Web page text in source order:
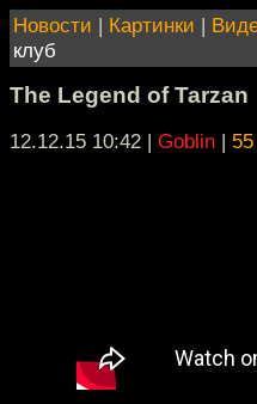
Новости | Картинки |
клуб
The Legend of Tarzan
12.12.15 10:42 | Goblin |